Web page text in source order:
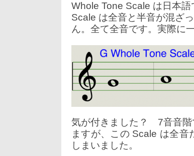
Whole Tone Scale は日本
Scale は全音と半音が混ざ
ん。全て全音です。実際に
気が付きました？ 7音音階
ますが、この Scale は全
しまいました。